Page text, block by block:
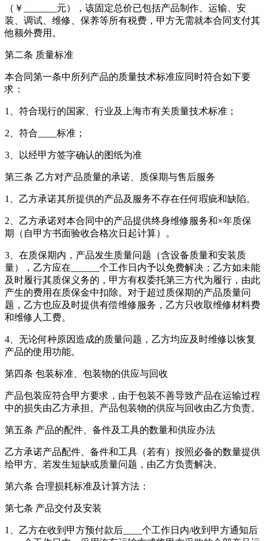
（￥_______元），该固定总价已包括产品制作、运输、安
装、调试、维修、保养等所有税费，甲方无需就本合同支付其
他额外费用。
第二条 质量标准
本合同第一条中所列产品的质量技术标准应同时符合如下要
求：
1、符合现行的国家、行业及上海市有关质量技术标准；
2、符合____标准；
3、以经甲方签字确认的图纸为准
第三条 乙方对产品质量的承诺、质保期与售后服务
1、乙方承诺其所提供的产品及服务不存在任何瑕疵和缺陷。
2、乙方承诺对本合同中的产品提供终身维修服务和×年质保
期（自甲方书面验收合格次日起计算）。
3、在质保期内，产品发生质量问题（含设备质量和安装质
量），乙方应在______个工作日内予以免费解决；乙方如未能
及时履行其质保义务的，甲方有权委托第三方代为履行，由此
产生的费用在质保金中扣除。对于超过质保期的产品质量问
题，乙方也应及时提供有偿维修服务，乙方只收取维修材料费
和维修人工费。
4、无论何种原因造成的质量问题，乙方均应及时维修以恢复
产品的使用功能。
第四条 包装标准、包装物的供应与回收
产品包装应符合甲方要求，由于包装不善导致产品在运输过程
中的损失由乙方承担。产品包装物的供应与回收由乙方负责。
第五条 产品的配件、备件及工具的数量和供应办法
乙方承诺产品配件、备件和工具（若有）按照必备的数量提供
给甲方。若发生短缺或质量问题，由乙方负责解决。
第六条 合理损耗标准及计算方法：
第七条 产品交付及安装
1、乙方在收到甲方预付款后____个工作日内/收到甲方通知后